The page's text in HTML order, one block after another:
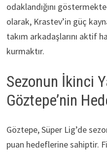
odaklandığını
olarak, Krastev’in güç
takım arkadaşlarını aktif
kurmaktır.
Sezonun İkinci
Göztepe’nin
Göztepe, Süper Lig’de
puan hedeflerine sahiptir.